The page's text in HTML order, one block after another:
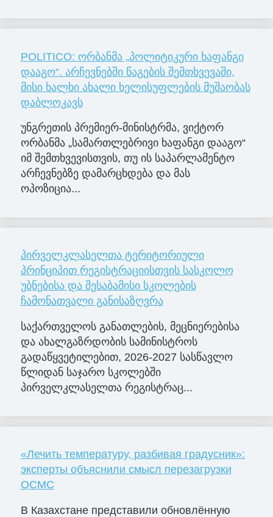
POLITICO: ორბანმა „პოლიტიკური ხაფანგი
დააგო“. არჩევნებში წაგების შემთხვევაში,
მისი ხალხი ახალი ხელისუფლების მუშაობას
დაბლოკავს
უნგრეთის პრემიერ-მინისტრმა, ვიქტორ
ორბანმა „სამართლებრივი ხაფანგი დააგო“
იმ შემთხვევისთვის, თუ ის საპარლამენტო
არჩევნებზე დამარცხდება და მას
ოპოზიცია...
პირველკლასელთა ტერიტორიული
პრინციპით რეგისტრაციისთვის სასკოლო
უბნებისა და შესაბამისი სკოლების
ჩამონათვალი განისაზღვრა
საქართველოს განათლების, მეცნიერებისა
და ახალგაზრდობის სამინისტროს
გადაწყვეტილებით, 2026-2027 სასწავლო
წლიდან საჯარო სკოლებში
პირველკლასელთა რეგისტრაც...
«Лечить температуру, разбивая градусник»:
эксперты объяснили смысл перезагрузки
ОСМС
В Казахстане представили обновлённую